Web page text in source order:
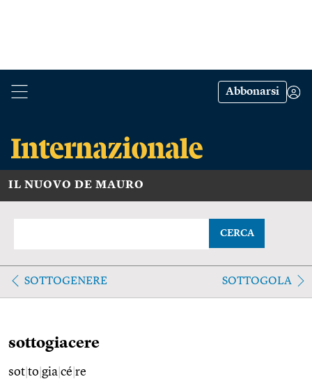
Abbonarsi
IL NUOVO DE MAURO
CERCA
SOTTOGENERE SOTTOGOLA
sottogiacere
sot to gia cé re